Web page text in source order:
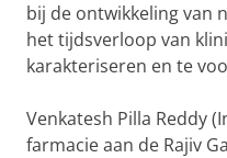
bij de ontwikkeling van
het tijdsverloop van
karakteriseren en te
Venkatesh Pilla Reddy
farmacie aan de Rajiv